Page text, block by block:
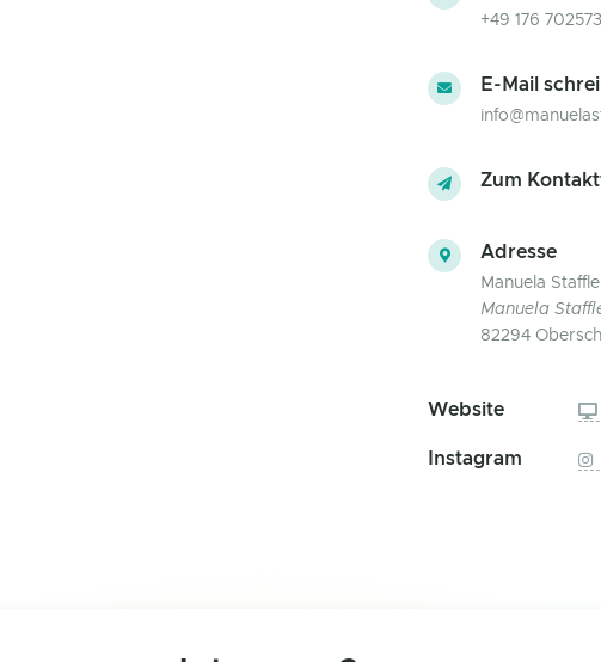
+49 176
E-Mail
Zum
Adresse
Manuela
Manuela
82294
Website
Instagram